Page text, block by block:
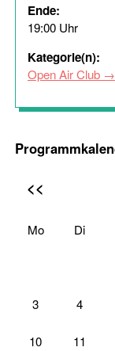
Ende:
19:00 Uhr
Kategorie(n):
Open Air Club
<<
Mo Di
3 4
10 11